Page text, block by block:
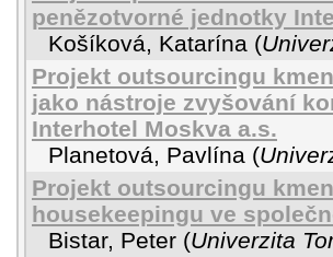
penězotvorné jednotky
Košíková, Katarína (
Projekt outsourcingu
jako nástroje zvyšování
Interhotel Moskva a.s.
Planetová, Pavlína (
Projekt outsourcingu
housekeepingu ve
Bistar, Peter (Univerzita